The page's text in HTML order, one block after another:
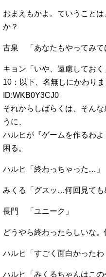
おまえもかよ。ていうこと
か？
古泉 「あなたもやってみて
キョン「いや、遠慮しておく
10：以下、名無しにかわり
ID:WKB0Y3CJ0
それからしばらくは、そん
うに、
ハルヒが『ゲームを作るわ
困る。
ハルヒ「終わっちゃった…」
みくる「グスッ…何回見ても
長門 「ユニーク」
どうやら終わったらしいな
ハルヒ「すごく面白かったわ
ハルヒ「みくるちゃんはこの